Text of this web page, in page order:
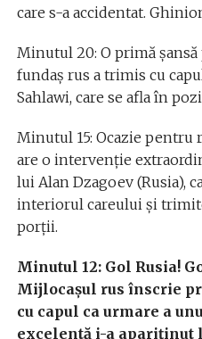
care s-a accidentat.
Minutul 20: O primă
fundaș rus a trimis cu
Sahlawi, care se afla în
Minutul 15: Ocazie
are o intervenție
lui Alan Dzagoev (Rusia),
interiorul careului şi
porții.
Minutul 12: Gol Rusia!
Mijlocașul rus înscrie
cu capul ca urmare a
excelentă i-a apariținut